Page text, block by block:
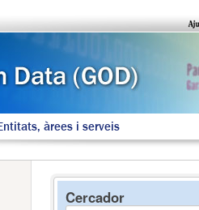
àrees i serveis
Cercador